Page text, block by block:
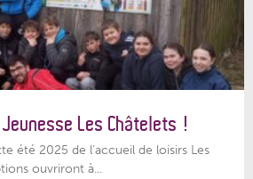
Les Châtelets !
été 2025 de l’accueil de loisirs Les
ouvriront à...